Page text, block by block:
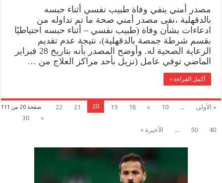
مصدر أمني ينفي وفاة طبيب نفسي أثناء حبسه
بالدقهلية ،نفى مصدر أمني صحة ما تم تداوله من
ادعاءات بشأن وفاة (طبيب نفسي – أثناء حبسه احتياطيًا
بقسم شرطة جمصة بالدقهلية)، نتيجة عدم تقديم
الرعاية الصحية له. وأوضح المصدر بأنه بتاريخ 28 فبراير
الماضي توفي عامل (نزيل بأحد مراكز العلاج من …
أكمل القراءة »
صفحة 20 من 111 « الأولى ...
10
«
18
19
20
21
22
»
30
40
50
... الأخيرة »